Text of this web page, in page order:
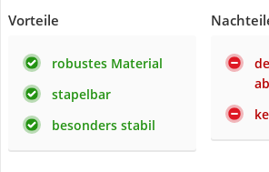
Vorteile
robustes Material
stapelbar
besonders stabil